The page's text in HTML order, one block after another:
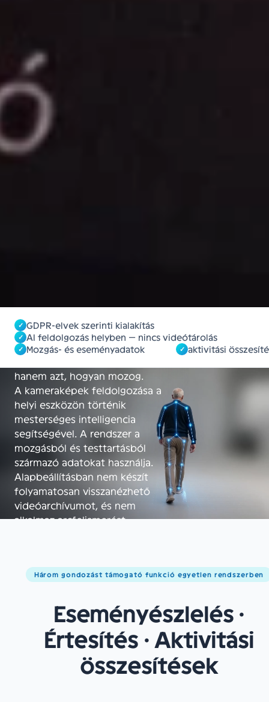
✓ GDPR-elvek szerinti kialakítás
✓ AI feldolgozás helyben — nincs videótárolás
✓ Mozgás- és eseményadatok ✓ aktivitási
TECHNOLÓGIA
Hogyan
biztonsági kamerák helyett
intelligens mozgáselemzést
alkalmaz. A rendszer nem azt
hanem azt, hogyan mozog.
A kameraképek feldolgozása a
helyi eszközön történik
mesterséges intelligencia
segítségével. A rendszer a
mozgásból és testtartásból
származó adatokat használja.
Alapbeállításban nem készít
folyamatosan visszanézhető
videóarchívumot, és nem
alkalmaz arcfelismerést.
változásokat, mint:
szokatlan inaktivitás
előre beállított időtartamot
meghaladó aktivitáshiány
szokások jelentősebb változása
Három gondozást támogató funkció egyetlen rendszerben
Eseményészlelés ·
Értesítés · Aktivitási
összesítések